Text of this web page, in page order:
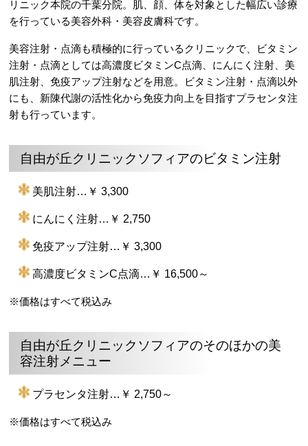
リニック本院の千葉分院。肌、顔、体を対象とした幅広い診療
を行っている美容外科・美容皮膚科です。
美容注射・点滴も積極的に行っているクリニックで、ビタミン
注射・点滴としては高濃度ビタミンC点滴、にんにく注射、美
肌注射、免疫アップ注射などを用意。ビタミン注射・点滴以外
にも、新陳代謝の活性化から免疫力向上を目指すプラセンタ注
射も行っています。
自由が丘クリニックソフィアのビタミン注射
美肌注射…￥ 3,300
にんにく注射…￥ 2,750
免疫アップ注射…￥ 3,300
高濃度ビタミンC点滴…￥ 16,500～
※価格はすべて税込み
自由が丘クリニックソフィアのそのほかの美
容注射メニュー
プラセンタ注射…￥ 2,750～
※価格はすべて税込み